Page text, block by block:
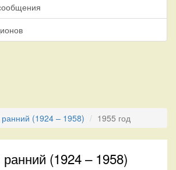
(1924 – 1958) 1955 год
(1924 – 1958)